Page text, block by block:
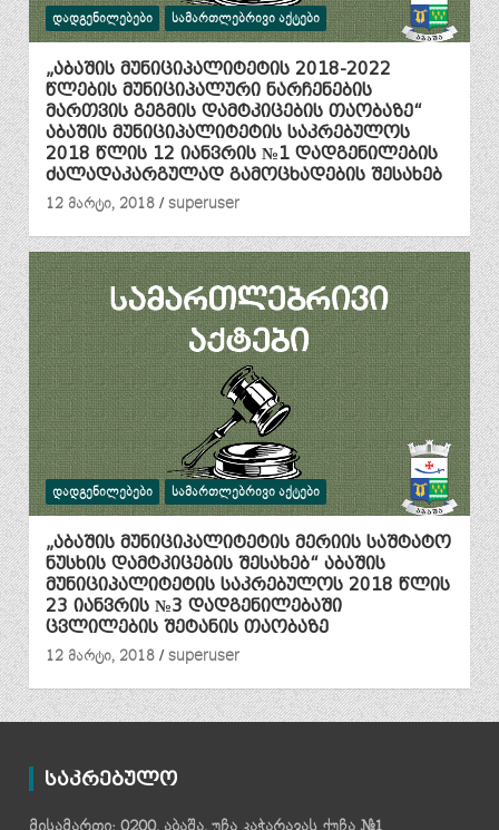
ᲓᲐᲓᲒᲔᲜᲘᲚᲔᲑᲔᲑᲘ ᲡᲐᲛᲐᲠᲗᲚᲔᲑᲠᲘᲕᲘ ᲐᲥᲢᲔᲑᲘ
„აბაშის მუნიციპალიტეტის 2018-2022
წლების მუნიციპალური ნარჩენების
მართვის გეგმის დამტკიცების თაობაზე“
აბაშის მუნიციპალიტეტის საკრებულოს
2018 წლის 12 იანვრის №1 დადგენილების
ძალადაკარგულად გამოცხადების შესახებ
12 მარტი, 2018
superuser
ᲓᲐᲓᲒᲔᲜᲘᲚᲔᲑᲔᲑᲘ ᲡᲐᲛᲐᲠᲗᲚᲔᲑᲠᲘᲕᲘ ᲐᲥᲢᲔᲑᲘ
„აბაშის მუნიციპალიტეტის მერიის საშტატო
ნუსხის დამტკიცების შესახებ“ აბაშის
მუნიციპალიტეტის საკრებულოს 2018 წლის
23 იანვრის №3 დადგენილებაში
ცვლილების შეტანის თაობაზე
12 მარტი, 2018
superuser
საკრებულო